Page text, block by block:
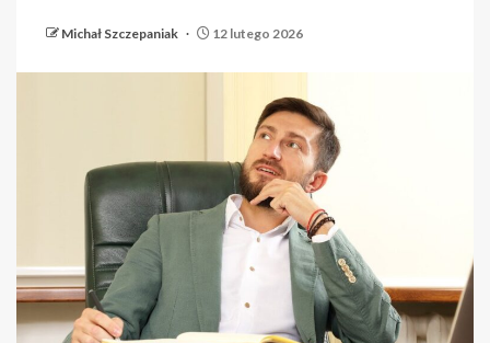
Michał Szczepaniak 12 lutego 2026